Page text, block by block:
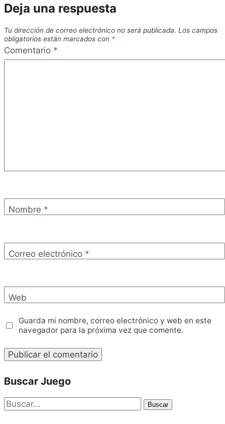
Deja una respuesta
Tu dirección de correo electrónico no será publicada. Los campos
obligatorios están marcados con *
Comentario *
Nombre *
Correo electrónico *
Web
Guarda mi nombre, correo electrónico y web en este
navegador para la próxima vez que comente.
Buscar Juego
Buscar